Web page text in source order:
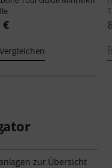
€
Vergleichen
zur Übersicht